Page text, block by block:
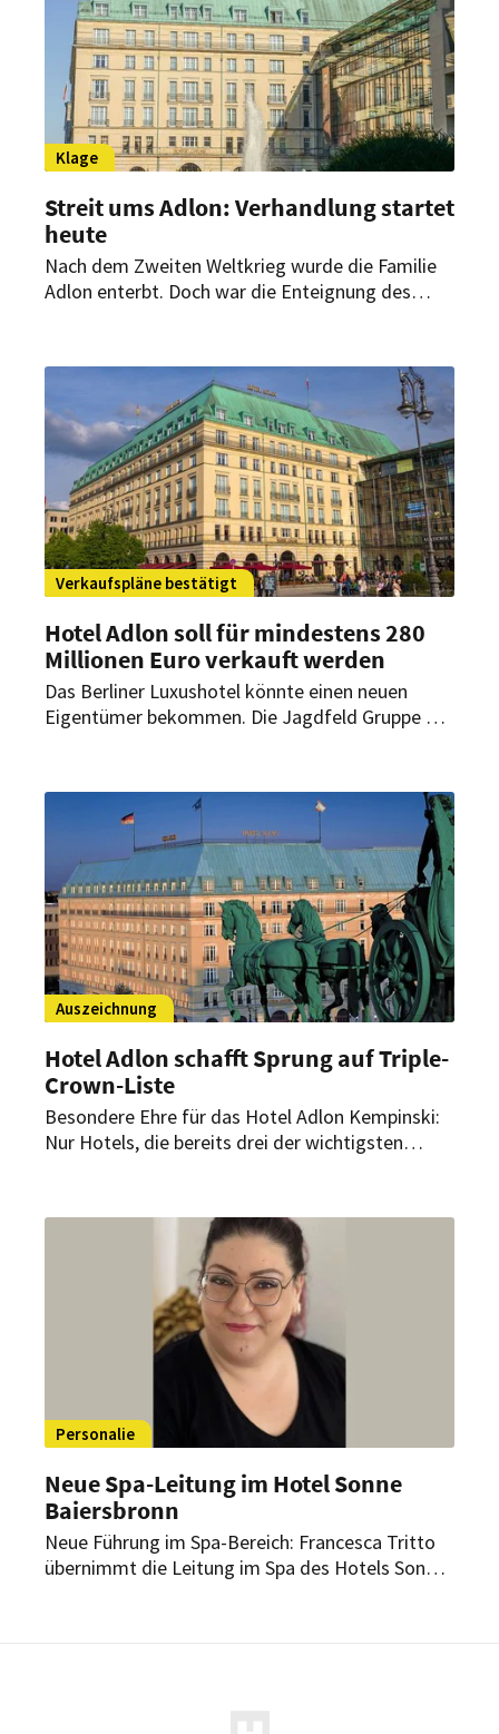
Klage
Streit ums Adlon: Verhandlung startet
heute
Nach dem Zweiten Weltkrieg wurde die Familie
Adlon enterbt. Doch war die Enteignung des
Verwaltungsgericht Berlin.
Verkaufspläne bestätigt
Hotel Adlon soll für mindestens 280
Millionen Euro verkauft werden
Das Berliner Luxushotel könnte einen neuen
Eigentümer bekommen. Die Jagdfeld Gruppe hat
des Eigentümerfonds zustimmen.
Auszeichnung
Hotel Adlon schafft Sprung auf Triple-
Crown-Liste
Besondere Ehre für das Hotel Adlon Kempinski:
Nur Hotels, die bereits drei der wichtigsten
Liste. Als eines von nur zwei deutschen Häusern
gehört nun auch das Berliner Luxushotel dazu.
Personalie
Neue Spa-Leitung im Hotel Sonne
Baiersbronn
Neue Führung im Spa-Bereich: Francesca Tritto
übernimmt die Leitung im Spa des Hotels Sonne